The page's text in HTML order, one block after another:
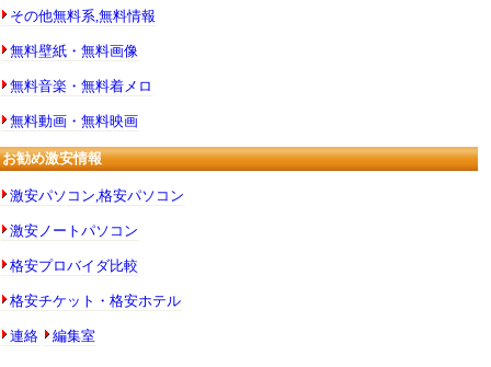
その他無料系,無料情報
無料壁紙・無料画像
無料音楽・無料着メロ
無料動画・無料映画
お勧め激安情報
激安パソコン,格安パソコン
激安ノートパソコン
格安プロバイダ比較
格安チケット・格安ホテル
連絡 編集室